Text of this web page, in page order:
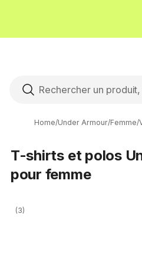
Home/Under Armour/Femme/
T-shirts et polos
pour femme
(3)